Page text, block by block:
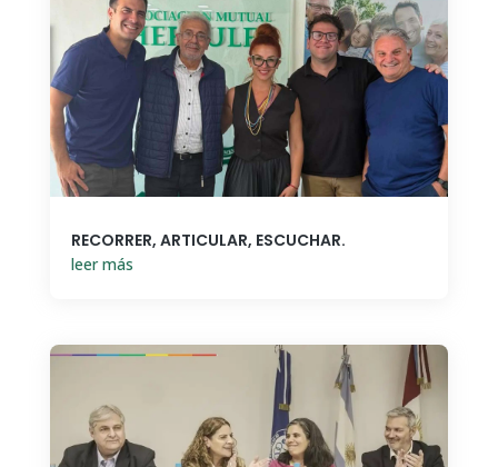
RECORRER, ARTICULAR, ESCUCHAR.
leer más